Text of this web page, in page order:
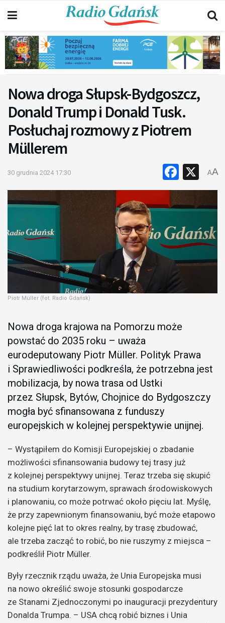
Nowa droga Słupsk-Bydgoszcz,
Donald Trump i Donald Tusk.
Posłuchaj rozmowy z Piotrem
Müllerem
30 grudnia 2024 17:30 X
AA
Piotr Müller (fot. Radio Gdańsk)
Nowa droga krajowa na Pomorzu może
powstać do 2035 roku – uważa
eurodeputowany Piotr Müller. Polityk Prawa
i Sprawiedliwości podkreśla, że potrzebna jest
mobilizacja, by nowa trasa od Ustki
przez Słupsk, Bytów, Chojnice do Bydgoszczy
mogła być sfinansowana z funduszy
europejskich w kolejnej perspektywie unijnej.
– Wystąpiłem do Komisji Europejskiej o zbadanie
możliwości sfinansowania budowy tej trasy już
z kolejnej perspektywy unijnej. Teraz trzeba się skupić
na studium korytarzowym, sprawach środowiskowych
i planowaniu, co może potrwać około pięciu lat. Myślę,
że przy zapewnionym finansowaniu, być może etapowo
kolejne pięć lat to okres realny, by trasę zbudować,
ale trzeba zacząć to robić, bo nie ruszymy z miejsca –
podkreślił Piotr Müller.
Były rzecznik rządu uważa, że Unia Europejska musi
na nowo określić swoje stosunki gospodarcze
ze Stanami Zjednoczonymi po inauguracji prezydentury
Donalda Trumpa. – USA chcą robić biznes i Unia